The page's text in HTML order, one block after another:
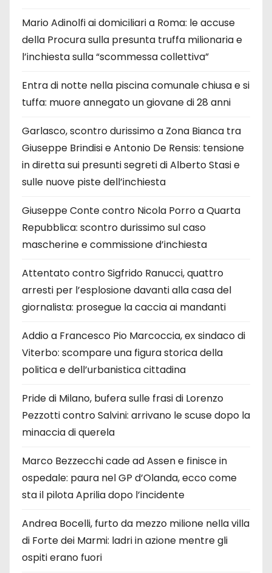
Mario Adinolfi ai domiciliari a Roma: le accuse
della Procura sulla presunta truffa milionaria e
l’inchiesta sulla “scommessa collettiva”
Entra di notte nella piscina comunale chiusa e si
tuffa: muore annegato un giovane di 28 anni
Garlasco, scontro durissimo a Zona Bianca tra
Giuseppe Brindisi e Antonio De Rensis: tensione
in diretta sui presunti segreti di Alberto Stasi e
sulle nuove piste dell’inchiesta
Giuseppe Conte contro Nicola Porro a Quarta
Repubblica: scontro durissimo sul caso
mascherine e commissione d’inchiesta
Attentato contro Sigfrido Ranucci, quattro
arresti per l’esplosione davanti alla casa del
giornalista: prosegue la caccia ai mandanti
Addio a Francesco Pio Marcoccia, ex sindaco di
Viterbo: scompare una figura storica della
politica e dell’urbanistica cittadina
Pride di Milano, bufera sulle frasi di Lorenzo
Pezzotti contro Salvini: arrivano le scuse dopo la
minaccia di querela
Marco Bezzecchi cade ad Assen e finisce in
ospedale: paura nel GP d’Olanda, ecco come
sta il pilota Aprilia dopo l’incidente
Andrea Bocelli, furto da mezzo milione nella villa
di Forte dei Marmi: ladri in azione mentre gli
ospiti erano fuori